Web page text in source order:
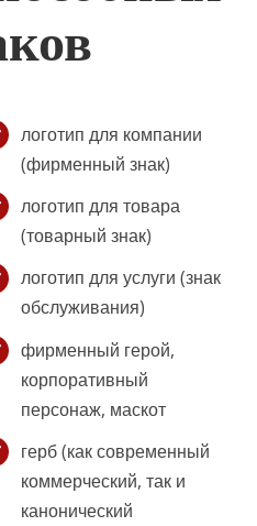
логотип для компании
(фирменный знак)
логотип для товара
(товарный знак)
логотип для услуги (знак
обслуживания)
фирменный герой,
корпоративный
персонаж, маскот
герб (как современный
коммерческий, так и
канонический